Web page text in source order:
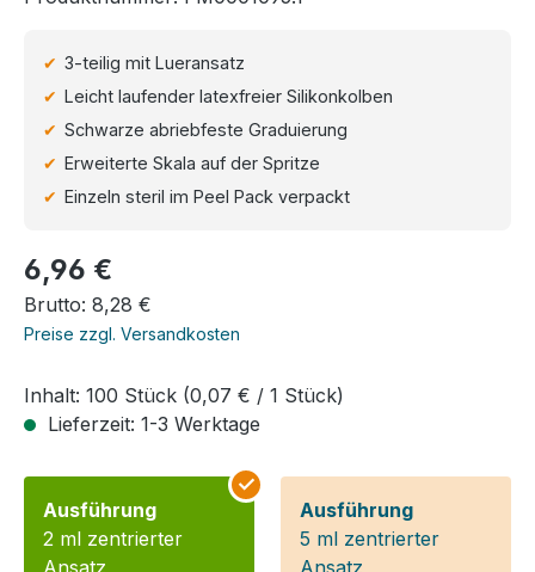
3-teilig mit Lueransatz
Leicht laufender latexfreier Silikonkolben
Schwarze abriebfeste Graduierung
Erweiterte Skala auf der Spritze
Einzeln steril im Peel Pack verpackt
Regulärer Preis:
6,96 €
Brutto: 8,28 €
Preise zzgl. Versandkosten
Inhalt: 100 Stück (0,07 € / 1 Stück)
Lieferzeit: 1-3 Werktage
Ausführung
2 ml zentrierter
Ausführung
5 ml zentrierter